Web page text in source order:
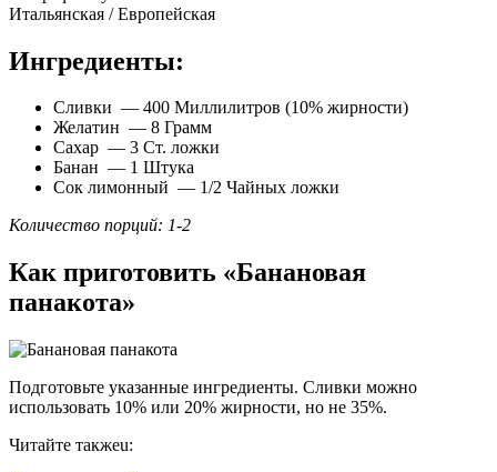
Итальянская / Европейская
Ингредиенты:
Сливки — 400 Миллилитров (10% жирности)
Желатин — 8 Грамм
Сахар — 3 Ст. ложки
Банан — 1 Штука
Сок лимонный — 1/2 Чайных ложки
Количество порций: 1-2
Как приготовить «Банановая
панакота»
Подготовьте указанные ингредиенты. Сливки можно
использовать 10% или 20% жирности, но не 35%.
Читайте такжеu: